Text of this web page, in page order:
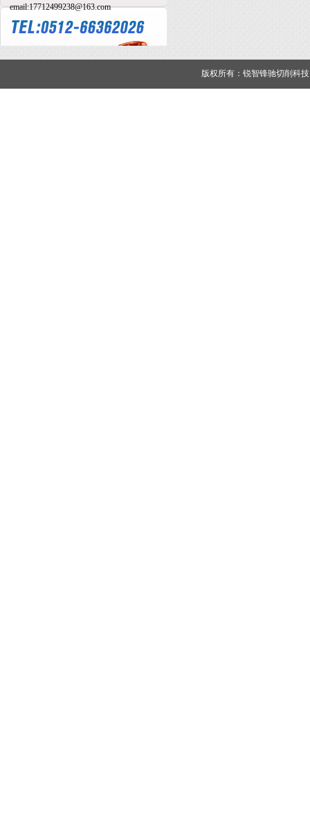
email:17712499238@163.com
版权所有：锐智锋驰切削科